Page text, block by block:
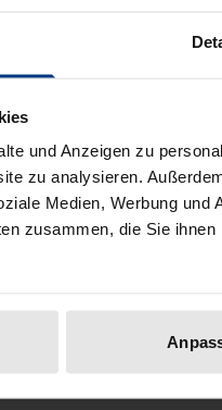
und Anzeigen zu
zu analysieren.
Medien, Werbung
zusammen, die Sie